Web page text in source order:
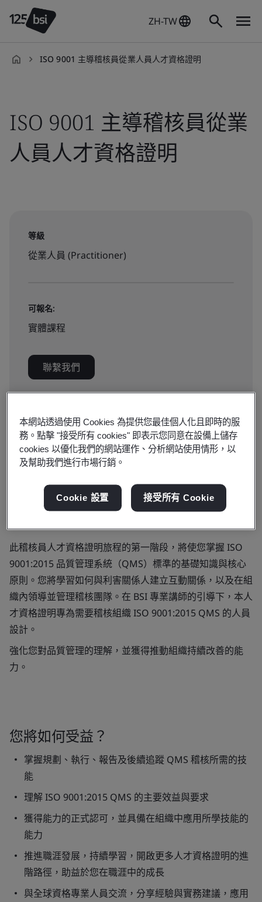
ZH-TW
ISO 9001 主導稽核員從業人員人才資格證明
ISO 9001 主導稽核員從業
人員人才資格證明
等級
從業人員 (Practitioner)
可報名:
實體課程
聯繫我們
BSI 人才資格證明指南
請參閱《BSI 人才資格證明指南》（PDF）以獲取
更多資訊。
此稽核員人才資格證明旅程的第一階段，將使您掌握 ISO
9001:2015 品質管理系統（QMS）標準的基礎知識與核心
原則。您將學習如何與利害關係人建立互動關係，以及在組
織內領導並管理稽核團隊。在 BSI 專業講師的引導下，本人
才資格證明專為需要稽核組織 ISO 9001:2015 QMS 的人員
設計。
強化您對品質管理的理解，並獲得推動組織持續改善的能
力。
您將如何受益？
掌握規劃、執行、報告及後續追蹤 QMS 稽核所需的技
能
理解 ISO 9001:2015 QMS 的主要效益與要求
獲得能力的正式認可，並具備在組織中應用所學技能的
能力
推進職涯發展，持續學習，開啟更多人才資格證明的進
階路徑，助益於您在職涯中的成長
與全球資格專業人員交流，分享經驗與實務建議，應用
本網站透過使用 Cookies 為提供您最佳個人化且即時的服
務。點擊 "接受所有 cookies" 即表示您同意在設備上儲存
cookies 以優化我們的網站運作、分析網站使用情形，以
及幫助我們進行市場行銷。
Cookie 設置 接受所有 Cookie